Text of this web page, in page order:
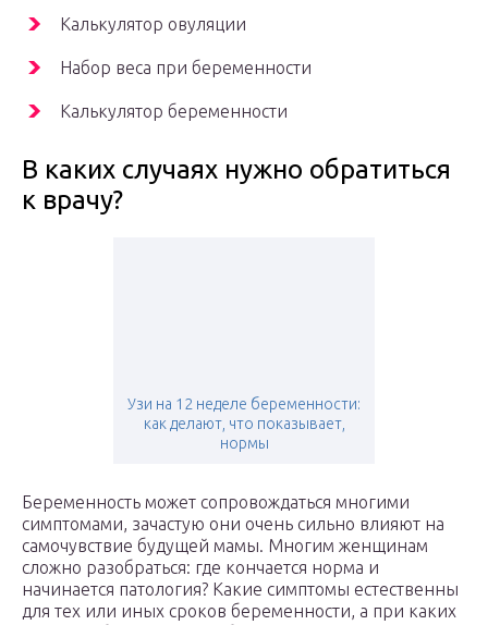
Калькулятор овуляции
Набор веса при беременности
Калькулятор беременности
В каких случаях нужно обратиться
к врачу?
Узи на 12 неделе беременности:
как делают, что показывает,
нормы
Беременность может сопровождаться многими
симптомами, зачастую они очень сильно влияют на
самочувствие будущей мамы. Многим женщинам
сложно разобраться: где кончается норма и
начинается патология? Какие симптомы естественны
для тех или иных сроков беременности, а при каких